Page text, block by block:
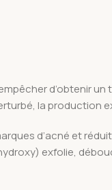
d’obtenir
la production
d’acné et
exfolie,